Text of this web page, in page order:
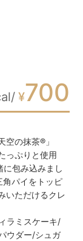
¥700
空の抹茶®」
っぷりと使用
に包み込みまし
パイをトッピ
いただけるクレ
ラミスケーキ/
ウダー/シュガ